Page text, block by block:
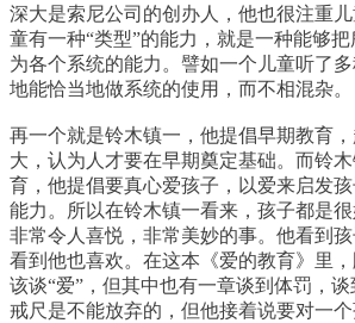
深大是索尼公司的创办人，他也很注重
童有一种“类型”的能力，就是一种能够
为各个系统的能力。譬如一个儿童听了
地能恰当地做系统的使用，而不相混杂。
再一个就是铃木镇一，他提倡早期教育
大，认为人才要在早期奠定基础。而铃
育，他提倡要真心爱孩子，以爱来启发
能力。所以在铃木镇一看来，孩子都是
非常令人喜悦，非常美妙的事。他看到
看到他也喜欢。在这本《爱的教育》里
该谈“爱”，但其中也有一章谈到体罚，
戒尺是不能放弃的，但他接着说要对一